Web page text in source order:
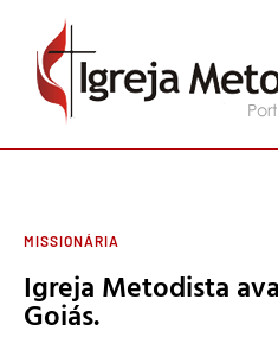
MISSIONÁRIA
Igreja Metodista
Goiás.